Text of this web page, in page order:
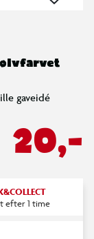
gaveidé
20,-
efter 1 time